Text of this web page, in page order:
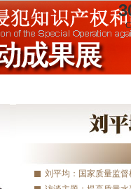
刘平均：国家质量监